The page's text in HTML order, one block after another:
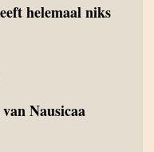
helemaal niks
Nausicaa